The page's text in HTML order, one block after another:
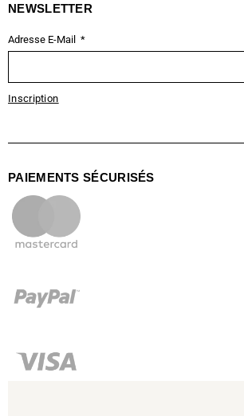
NEWSLETTER
Adresse E-Mail
Inscription
PAIEMENTS SÉCURISÉS